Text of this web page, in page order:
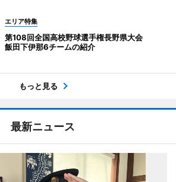
エリア特集
第108回全国高校野球選手権長野県大会
飯田下伊那6チームの紹介
もっと見る
最新ニュース